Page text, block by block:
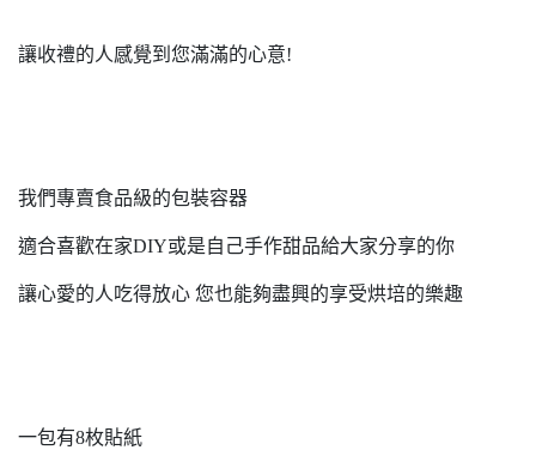
讓收禮的人感覺到您滿滿的心意!
我們專賣食品級的包裝容器
適合喜歡在家DIY或是自己手作甜品給大家分享的你
讓心愛的人吃得放心 您也能夠盡興的享受烘培的樂趣
一包有8枚貼紙